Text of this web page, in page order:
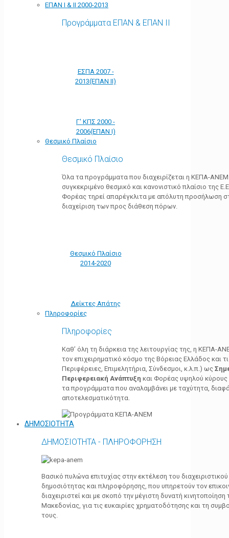
ΕΠΑΝ Ι & ΙΙ 2000-2013
Προγράμματα ΕΠΑΝ & ΕΠΑΝ ΙΙ
ΕΣΠΑ 2007 -
2013(ΕΠΑΝ ΙΙ)
Γ' ΚΠΣ 2000 -
2006(ΕΠΑΝ Ι)
Θεσμικό Πλαίσιο
Θεσμικό Πλαίσιο
Όλα τα προγράμματα που διαχειρίζεται η ΚΕΠΑ-
συγκεκριμένο θεσμικό και κανονιστικό πλαίσιο της
Φορέας τηρεί απαρέγκλιτα με απόλυτη προσήλωση
διαχείριση των προς διάθεση πόρων.
Θεσμικό Πλαίσιο
2014-2020
Δείκτες Απάτης
Πληροφορίες
Πληροφορίες
Καθ’ όλη τη διάρκεια της λειτουργίας της, η ΚΕΠΑ-
τον επιχειρηματικό κόσμο της Βόρειας Ελλάδος και
Περιφέρειες, Επιμελητήρια, Σύνδεσμοι, κ.λ.π.) ως
Περιφερειακή Ανάπτυξη και Φορέας υψηλού κύρους
τα προγράμματα που αναλαμβάνει με ταχύτητα,
αποτελεσματικότητα.
ΔΗΜΟΣΙΟΤΗΤΑ
ΔΗΜΟΣΙΟΤΗΤΑ - ΠΛΗΡΟΦΟΡΗΣΗ
Βασικό πυλώνα επιτυχίας στην εκτέλεση του
δημοσιότητας και πληροφόρησης, που υπηρετούν τον
διαχειριστεί και με σκοπό την μέγιστη δυνατή
Μακεδονίας, για τις ευκαιρίες χρηματοδότησης και τη
τους.